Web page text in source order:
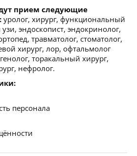
прием следующие
уролог, хирург, функциональный
узи, эндоскопист, эндокринолог,
травматолог, стоматолог,
хирург, лор, офтальмолог
торакальный хирург,
нефролог.
персонала